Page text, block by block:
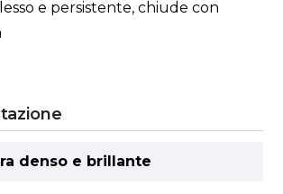
e persistente, chiude con
denso e brillante